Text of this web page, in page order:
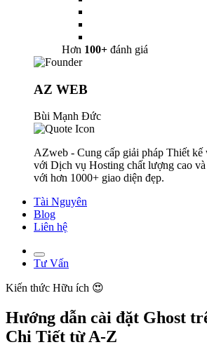
Hơn 100+ đánh giá
AZ WEB
Bùi Mạnh Đức
AZweb - Cung cấp giải pháp Thiết kế
với Dịch vụ Hosting chất lượng cao
với hơn 1000+ giao diện đẹp.
Tài Nguyên
Blog
Liên hệ
Tư Vấn
Kiến thức Hữu ích 😍
Hướng dẫn cài đặt Ghost
Chi Tiết từ A-Z